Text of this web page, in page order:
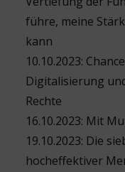
führe, meine
kann
10.10.2023:
Digitalisierung
Rechte
16.10.2023: Mit
19.10.2023: Die
hocheffektiver